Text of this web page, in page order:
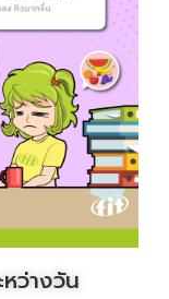
หว่างวัน